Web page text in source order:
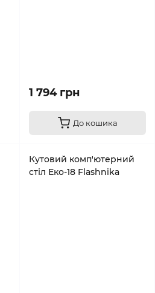
1 794 грн
До кошика
Кутовий комп'ютерний
стіл Еко-18 Flashnika